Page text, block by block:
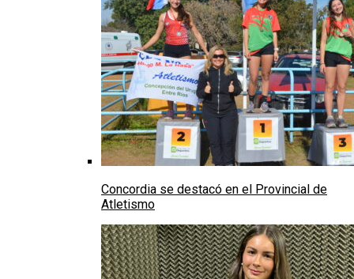
Concordia se destacó en el Provincial de
Atletismo